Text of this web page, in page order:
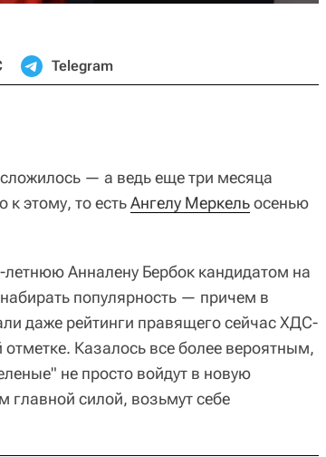
Telegram
— а ведь еще три месяца
к этому, то естьАнгелу Меркельосенью
Анналену Бербок кандидатом на
популярность — причем в
даже рейтинги правящего сейчас ХДС-
Казалось все более вероятным,
не просто войдут в новую
главной силой, возьмут себе